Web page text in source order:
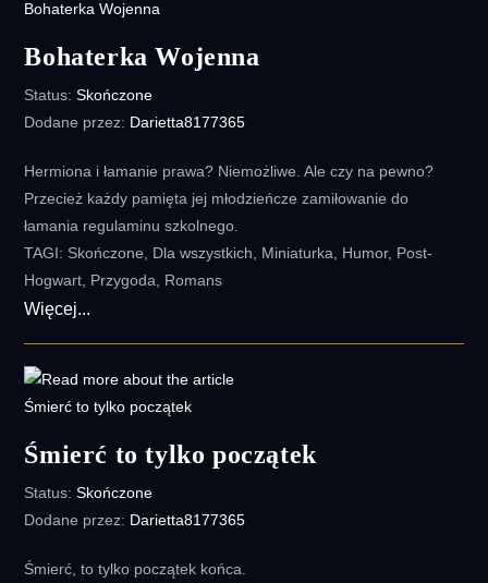
odda
Bohaterka Wojenna
Status:Skończone
Dodane przez: Darietta8177365
Hermiona i łamanie prawa? Niemożliwe. Ale czy na pewno?
Przecież każdy pamięta jej młodzieńcze zamiłowanie do
łamania regulaminu szkolnego.
TAGI: Skończone, Dla wszystkich, Miniaturka, Humor, Post-
Hogwart, Przygoda, Romans
Więcej...
Śmierć to tylko początek
Status:Skończone
Dodane przez: Darietta8177365
Śmierć, to tylko początek końca.